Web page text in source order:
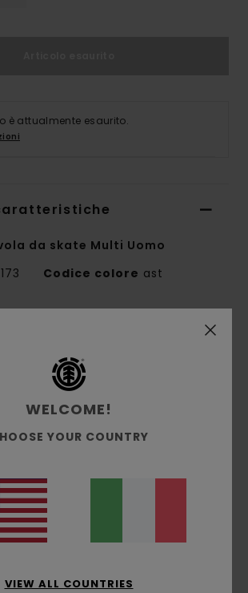
è attualmente esaurito.
da skate Multi Uomo
Codice colore ast
collezione Mainline
a base bio
WELCOME!
YOUR COUNTRY
VIEW ALL COUNTRIES